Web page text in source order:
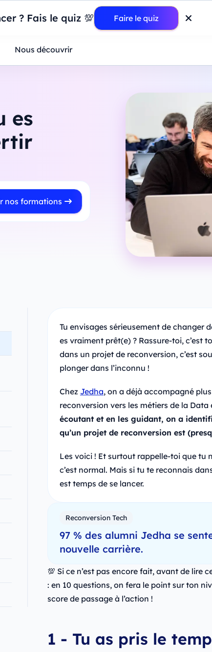
? Fais le quiz 💯 Faire le quiz
construisez votre premier dashboard de A à Z-Mardi
Nous découvrir
es
nos formations
Tu envisages sérieusement de changer
es vraiment prêt(e) ? Rassure-toi, c’est
dans un projet de reconversion, c’est
plonger dans l’inconnu !
Chez Jedha, on a déjà accompagné
reconversion vers les métiers de la Data
écoutant et en les guidant, on a
qu’un projet de reconversion est
Les voici ! Et surtout rappelle-toi que tu
c’est normal. Mais si tu te reconnais
est temps de se lancer.
Reconversion Tech
97 % des alumni Jedha se
nouvelle carrière.
💯 Si ce n’est pas encore fait, avant de lire
: en 10 questions, on fera le point sur ton
score de passage à l’action !
1 - Tu as pris le